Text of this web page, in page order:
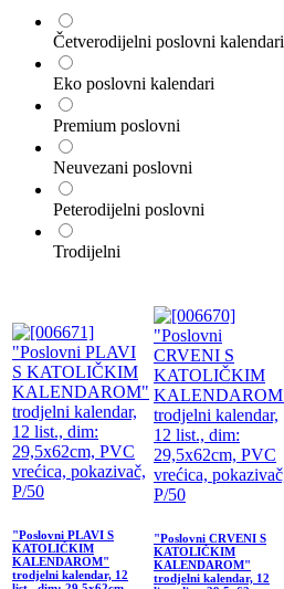
Četverodijelni poslovni kalendari
Eko poslovni kalendari
Premium poslovni
Neuvezani poslovni
Peterodijelni poslovni
Trodijelni
"Poslovni PLAVI S
KATOLIČKIM
KALENDAROM"
trodjelni kalendar, 12
"Poslovni CRVENI S
KATOLIČKIM
KALENDAROM"
trodjelni kalendar, 12